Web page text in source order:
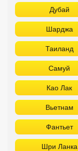
Дубай
Шарджа
Таиланд
Самуй
Као Лак
Вьетнам
Фантьет
Шри Ланка